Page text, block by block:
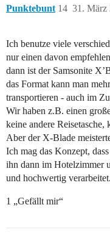
Punktebunt 31. März
14
Ich benutze viele
nur einen davon
dann ist der Samsonite
das Format kann man
transportieren - auch im
Wir haben z.B. einen
keine andere
Aber der X-Blade
Ich mag das Konzept,
ihn dann im Hotelzimmer
und hochwertig verarbeitet.
1 „Gefällt mir“